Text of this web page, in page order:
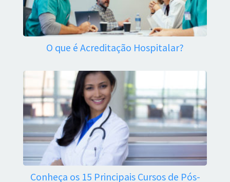
O que é Acreditação Hospitalar?
Conheça os 15 Principais Cursos de Pós-